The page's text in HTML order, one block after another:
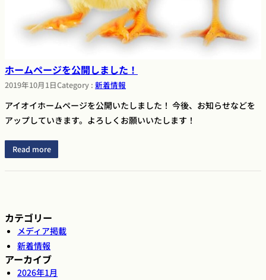
ホームページを公開しました！
2019年10月1日Category : 新着情報
アイオイホームページを公開いたしました！ 今後、お知らせなどを
アップしていきます。よろしくお願いいたします！
Read more
カテゴリー
メディア掲載
新着情報
アーカイブ
2026年1月